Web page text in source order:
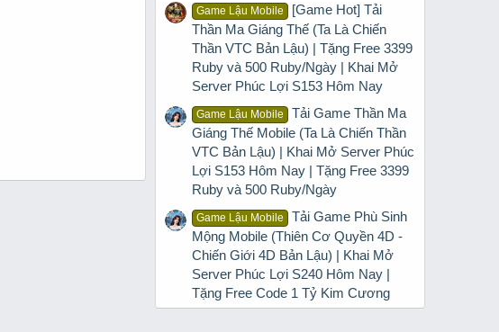
Game Lậu Mobile
[Game Hot] Tải
Thần Ma Giáng Thế (Ta Là Chiến
Thần VTC Bản Lậu) | Tặng Free 3399
Ruby và 500 Ruby/Ngày | Khai Mở
Server Phúc Lợi S153 Hôm Nay
Game Lậu Mobile
Tải Game Thần Ma
Giáng Thế Mobile (Ta Là Chiến Thần
VTC Bản Lậu) | Khai Mở Server Phúc
Lợi S153 Hôm Nay | Tặng Free 3399
Ruby và 500 Ruby/Ngày
Game Lậu Mobile
Tải Game Phù Sinh
Mộng Mobile (Thiên Cơ Quyền 4D -
Chiến Giới 4D Bản Lậu) | Khai Mở
Server Phúc Lợi S240 Hôm Nay |
Tặng Free Code 1 Tỷ Kim Cương